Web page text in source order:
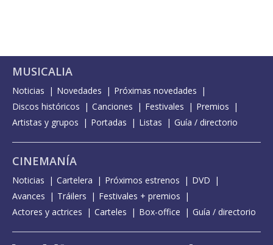
MUSICALIA
Noticias Novedades
Próximas novedades
Discos históricos
Canciones Festivales
Premios
Artistas y grupos
Portadas Listas Guía / directorio
CINEMANÍA
Noticias Cartelera Próximos estrenos
DVD
Avances
Tráilers
Festivales + premios
Actores y actrices
Carteles Box-office Guía / directorio